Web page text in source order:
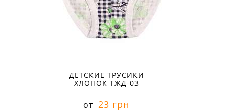
ДЕТСКИЕ ТРУСИКИ
ХЛОПОК ТЖД-03
от 23 грн